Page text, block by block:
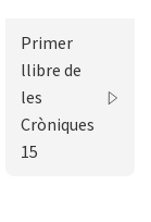
Primer
llibre de
les
Cròniques
15